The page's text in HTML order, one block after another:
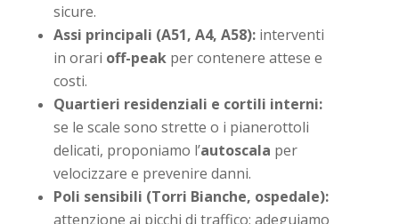
sicure.
Assi principali (A51, A4, A58):interventi
in orari off-peakper contenere attese e
costi.
Quartieri residenziali e cortili interni:
se le scale sono strette o i pianerottoli
delicati, proponiamo l’autoscala per
velocizzare e prevenire danni.
Poli sensibili (Torri Bianche, ospedale):
attenzione ai picchi di traffico; adeguiamo